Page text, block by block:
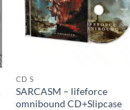
CD S
SARCASM – lifeforce
omnibound CD+Slipcase